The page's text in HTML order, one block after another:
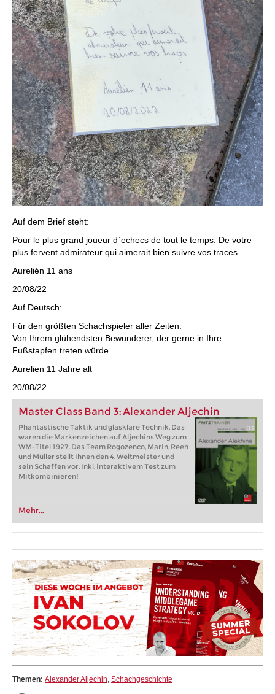
Auf dem Brief steht:
Pour le plus grand joueur d`echecs de tout le temps. De votre
plus fervent admirateur qui aimerait bien suivre vos traces.
Aurelién 11 ans
20/08/22
Auf Deutsch:
Für den größten Schachspieler aller Zeiten.
Von Ihrem glühendsten Bewunderer, der gerne in Ihre
Fußstapfen treten würde.
Aurelien 11 Jahre alt
20/08/22
Master Class Band 3: Alexander Aljechin
Phantastische Taktik und glasklare Technik. Das
waren die Markenzeichen auf Aljechins Weg zum
WM-Titel 1927. Das Team Rogozenco, Marin, Reeh
und Müller stellt Ihnen den 4. Weltmeister und
sein Schaffen vor. Inkl. interaktivem Test zum
Mitkombinieren!
Mehr...
Themen: Alexander Aljechin, Schachgeschichte